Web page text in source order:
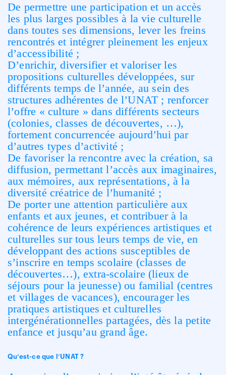
De permettre une participation et un accès
les plus larges possibles à la vie culturelle
dans toutes ses dimensions, lever les freins
rencontrés et intégrer pleinement les enjeux
d’accessibilité ;
D’enrichir, diversifier et valoriser les
propositions culturelles développées, sur
différents temps de l’année, au sein des
structures adhérentes de l’UNAT ; renforcer
l’offre « culture » dans différents secteurs
(colonies, classes de découvertes, …),
fortement concurrencée aujourd’hui par
d’autres types d’activité ;
De favoriser la rencontre avec la création, sa
diffusion, permettant l’accès aux imaginaires,
aux mémoires, aux représentations, à la
diversité créatrice de l’humanité ;
De porter une attention particulière aux
enfants et aux jeunes, et contribuer à la
cohérence de leurs expériences artistiques et
culturelles sur tous leurs temps de vie, en
développant des actions susceptibles de
s’inscrire en temps scolaire (classes de
découvertes…), extra-scolaire (lieux de
séjours pour la jeunesse) ou familial (centres
et villages de vacances), encourager les
pratiques artistiques et culturelles
intergénérationnelles partagées, dès la petite
enfance et jusqu’au grand âge.
Qu’est-ce que l’UNAT ?